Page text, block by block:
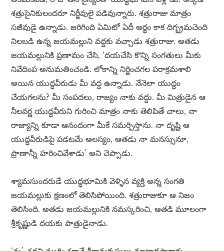
శత్రుసైనికులందరూ నిర్జీవులై పడివున్నారు. శత్రురాజు మాత్రం
సజీవుడై ఉన్నాడు. జరిగింది ఏమిటో ఏదీ అర్థం కాక దిగ్భ్రమచెంది
నిలబడి ఉన్న జయమల్లుని వద్దకు వచ్చాడు శత్రురాజు. అతడు
జయమల్లునికి ప్రణామం చేసి, ‘దయచేసి కొన్ని సంగతులు మీకు
నివేదింప అనుమతించండి. లోకాన్ని నిర్జించగల పరాక్రమశాలి
అయిన యుద్ధవీరుడు మీ వద్ద ఉన్నాడు. నేనెలా యుద్ధం
చేయగలను? మీ సంపదలు, రాజ్యం నాకు వద్దు. మీ మిత్రుడైన ఆ
నీలవర్ణ యుద్ధవీరుని గురించి మాత్రం నాకు తెలిపితే చాలు, నా
రాజ్యాన్ని కూడా ఆనందంగా మీకే సమర్పిస్తాను. నా దృష్టి ఆ
యుద్ధవీరుడిపై పడటమే ఆలస్యం, ఆతడు నా మనస్సునూ,
ప్రాణాన్నీ హరించివేశాడు’ అని చెప్పాడు.
శ్యామసుందరుడే యుద్ధభూమికి వెళ్ళిన వ్యక్తి అన్న సంగతి
జయమల్లుకు క్షణంలో తెలిసిపోయింది. శత్రురాజుకూ ఆ నిజం
తెలిసింది. అతడు జయమల్లునికి నమస్కరించి, ఆతడి మూలంగా
శ్రీకృష్ణుడి దయకు పాత్రుడైనాడు.